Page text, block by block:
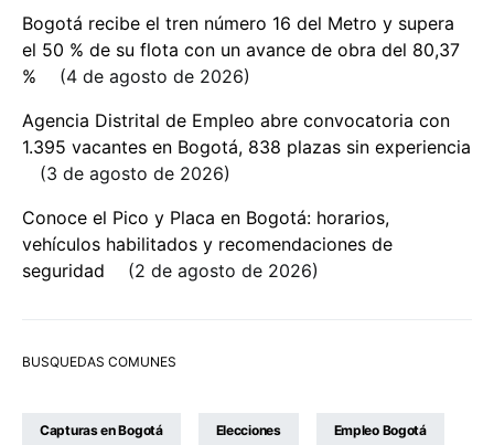
Bogotá recibe el tren número 16 del Metro y supera
el 50 % de su flota con un avance de obra del 80,37
%
4 de agosto de 2026
Agencia Distrital de Empleo abre convocatoria con
1.395 vacantes en Bogotá, 838 plazas sin experiencia
3 de agosto de 2026
Conoce el Pico y Placa en Bogotá: horarios,
vehículos habilitados y recomendaciones de
seguridad
2 de agosto de 2026
BUSQUEDAS COMUNES
Capturas en Bogotá Elecciones Empleo Bogotá